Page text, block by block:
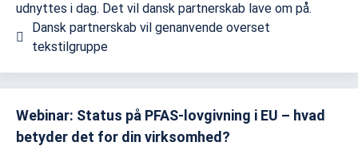
udnyttes i dag. Det vil dansk partnerskab lave om på.
Dansk partnerskab vil genanvende overset
tekstilgruppe
Webinar: Status på PFAS-lovgivning i EU – hvad
betyder det for din virksomhed?